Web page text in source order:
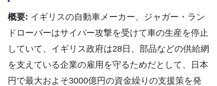
概要: イギリスの自動車メーカー、ジャガー・ラン
ドローバーはサイバー攻撃を受けて車の生産を停止
していて、イギリス政府は28日、部品などの供給網
を支えている企業の雇用を守るためだとして、日本
円で最大およそ3000億円の資金繰りの支援策を発